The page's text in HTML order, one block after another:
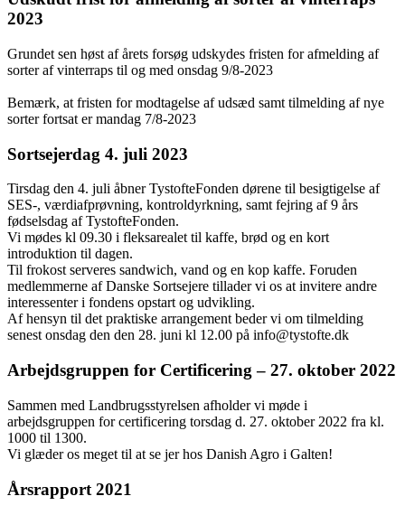
2023
Grundet sen høst af årets forsøg udskydes fristen for afmelding af
sorter af vinterraps til og med onsdag 9/8-2023
Bemærk, at fristen for modtagelse af udsæd samt tilmelding af nye
sorter fortsat er mandag 7/8-2023
Sortsejerdag 4. juli 2023
Tirsdag den 4. juli åbner TystofteFonden dørene til besigtigelse af
SES-, værdiafprøvning, kontroldyrkning, samt fejring af 9 års
fødselsdag af TystofteFonden.
Vi mødes kl 09.30 i fleksarealet til kaffe, brød og en kort
introduktion til dagen.
Til frokost serveres sandwich, vand og en kop kaffe. Foruden
medlemmerne af Danske Sortsejere tillader vi os at invitere andre
interessenter i fondens opstart og udvikling.
Af hensyn til det praktiske arrangement beder vi om tilmelding
senest onsdag den den 28. juni kl 12.00 på info@tystofte.dk
Arbejdsgruppen for Certificering – 27. oktober 2022
Sammen med Landbrugsstyrelsen afholder vi møde i
arbejdsgruppen for certificering torsdag d. 27. oktober 2022 fra kl.
1000 til 1300.
Vi glæder os meget til at se jer hos Danish Agro i Galten!
Årsrapport 2021